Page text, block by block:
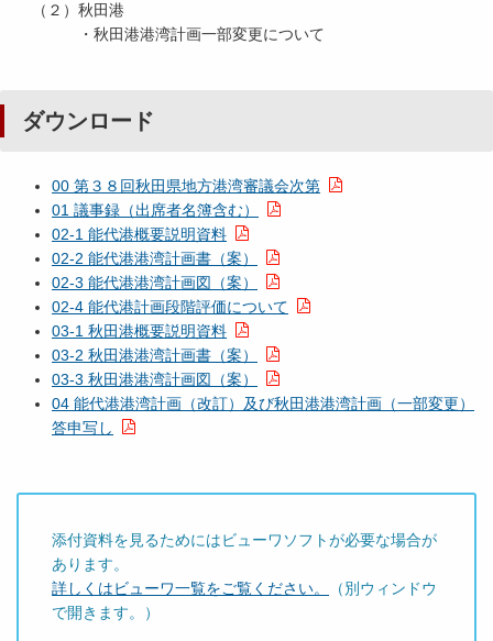
（２）秋田港
・秋田港港湾計画一部変更について
ダウンロード
00 第３８回秋田県地方港湾審議会次第
01 議事録（出席者名簿含む）
02-1 能代港概要説明資料
02-2 能代港港湾計画書（案）
02-3 能代港港湾計画図（案）
02-4 能代港計画段階評価について
03-1 秋田港概要説明資料
03-2 秋田港港湾計画書（案）
03-3 秋田港港湾計画図（案）
04 能代港港湾計画（改訂）及び秋田港港湾計画（一部変更）
答申写し
添付資料を見るためにはビューワソフトが必要な場合が
あります。
詳しくはビューワ一覧をご覧ください。
（別ウィンドウ
で開きます。）